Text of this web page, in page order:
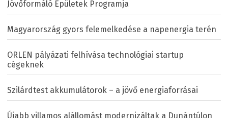
Jövőformáló Épületek Programja
Magyarország gyors felemelkedése a napenergia terén
ORLEN pályázati felhívása technológiai startup
cégeknek
Szilárdtest akkumulátorok – a jövő energiaforrásai
Újabb villamos alállomást modernizáltak a Dunántúlon